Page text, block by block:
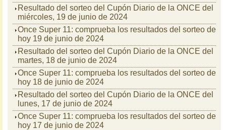
Resultado del sorteo del Cupón Diario de la ONCE del
miércoles, 19 de junio de 2024
Once Super 11: comprueba los resultados del sorteo de
hoy 19 de junio de 2024
Resultado del sorteo del Cupón Diario de la ONCE del
martes, 18 de junio de 2024
Once Super 11: comprueba los resultados del sorteo de
hoy 18 de junio de 2024
Resultado del sorteo del Cupón Diario de la ONCE del
lunes, 17 de junio de 2024
Once Super 11: comprueba los resultados del sorteo de
hoy 17 de junio de 2024